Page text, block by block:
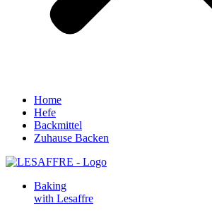
Home
Hefe
Backmittel
Zuhause Backen
Baking
with Lesaffre